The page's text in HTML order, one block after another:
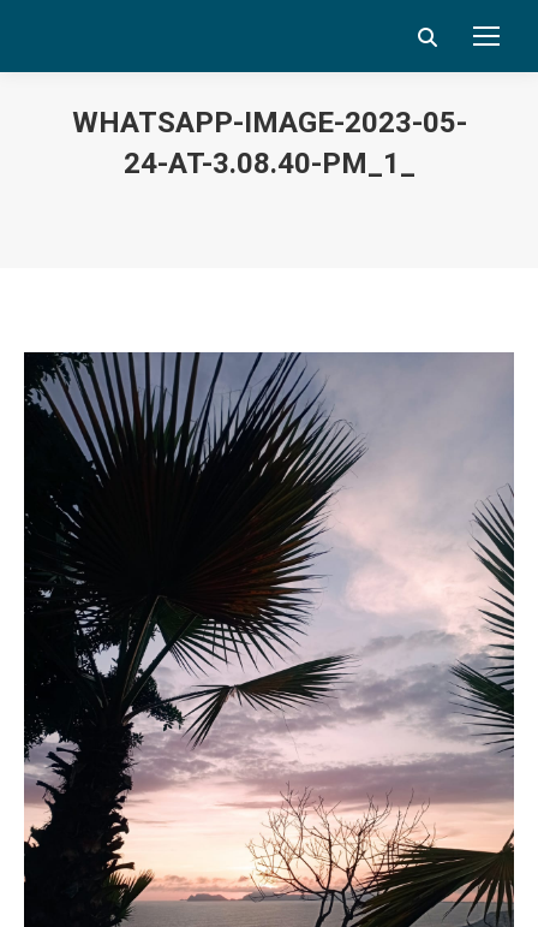
Search:
WHATSAPP-IMAGE-2023-05-
24-AT-3.08.40-PM_1_